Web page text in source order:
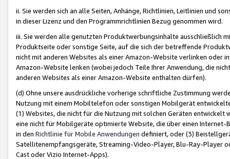
ii. Sie werden sich an alle Seiten, Anhänge, Richtlinien, Leitlinien und
in dieser Lizenz und den Programmrichtlinien Bezug genommen wird.
iii. Sie werden alle genutzten Produktwerbungsinhalte ausschließlich
Produktseite oder sonstige Seite, auf die sich der betreffende
nicht mit anderen Websites als einer Amazon-Website verlinken oder
Amazon-Website lenken (wobei jedoch Teile Ihrer Anwendung, die
anderen Websites als einer Amazon-Website enthalten dürfen).
(d) Ohne unsere ausdrückliche vorherige schriftliche Zustimmung
Nutzung mit einem Mobiltelefon oder sonstigen Mobilgerät
(1) Websites, die nicht für die Nutzung mit solchen Geräten
eine nicht für Mobilgeräte optimierte Website, die über einen
in den Richtlinie für Mobile Anwendungen definiert, oder (3)
Satellitenempfangsgeräte, Streaming-Video-Player, Blu-Ray-Player
Cast oder Vizio Internet-Apps).